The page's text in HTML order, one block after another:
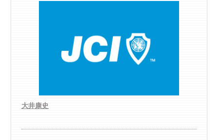
大井康史